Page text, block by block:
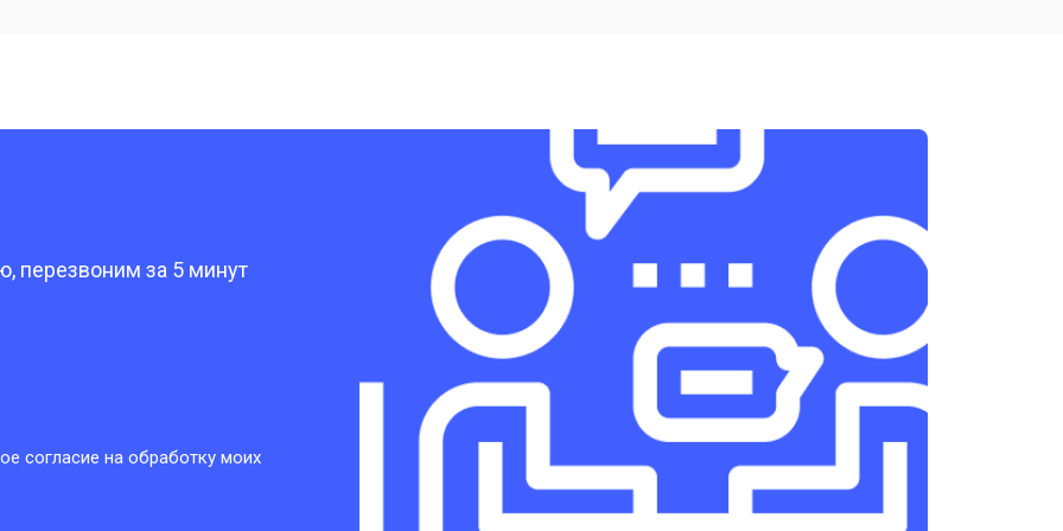
от 3300 ₽
от 1400 ₽ Заказать
от 2700 ₽ Заказать
от 950 ₽ Заказать
от 1750 ₽
перезвоним за 5 минут
согласие на обработку моих